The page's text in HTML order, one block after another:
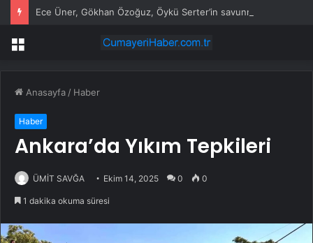
Menü
Anasayfa / Haber
Haber
Ankara’da Yıkım Tepkileri
ÜMİT SAVĞA Ekim 14, 2025 0 0
1 dakika okuma süresi